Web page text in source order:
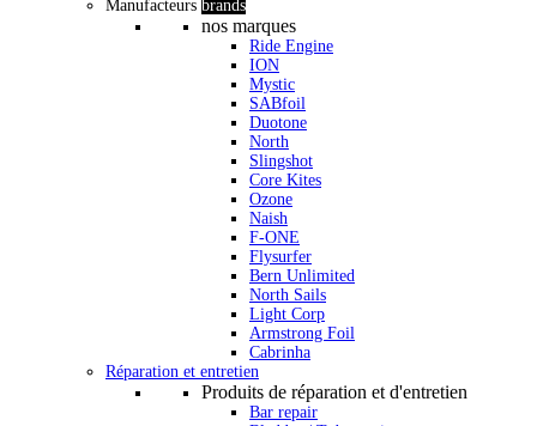
Manufacteurs brands
nos marques
Ride Engine
ION
Mystic
SABfoil
Duotone
North
Slingshot
Core Kites
Ozone
Naish
F-ONE
Flysurfer
Bern Unlimited
North Sails
Light Corp
Armstrong Foil
Cabrinha
Réparation et entretien
Produits de réparation et d'entretien
Bar repair